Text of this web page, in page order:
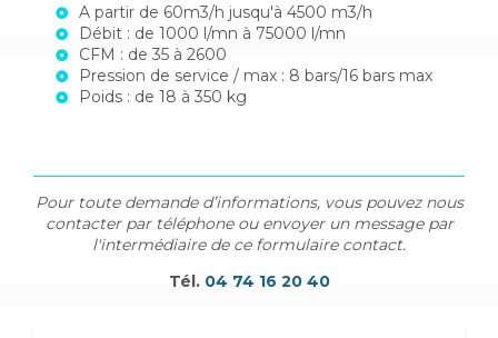
Pour toute demande d’informations, vous pouvez nous
contacter par téléphone ou envoyer un message par
l'intermédiaire de ce formulaire contact.
Tél. 04 74 16 20 40
A partir de 60m3/h jusqu'à 4500 m3/h
Débit : de 1000 l/mn à 75000 l/mn
CFM : de 35 à 2600
Pression de service / max : 8 bars/16 bars max
Poids : de 18 à 350 kg